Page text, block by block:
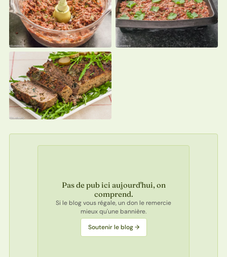
Pas de pub ici aujourd'hui, on
comprend.
Si le blog vous régale, un don le remercie
mieux qu'une bannière.
Soutenir le blog →